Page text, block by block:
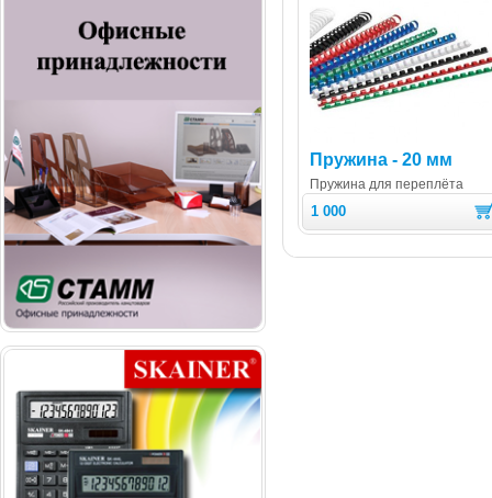
Пружина - 20 мм
Пружина для переплёта
1 000